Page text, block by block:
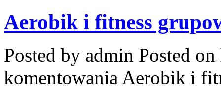
Aerobik i fitness
Posted by admin Posted
komentowania Aerobik i